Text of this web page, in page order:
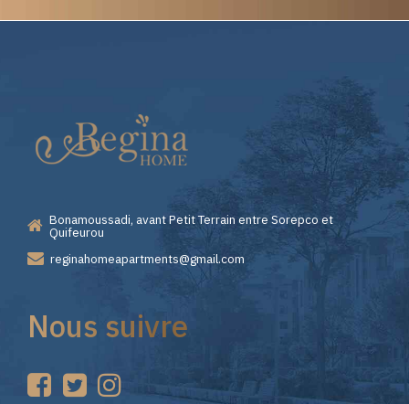
Casino
—
Premiers
Pas
sur
Bonamoussadi, avant Petit Terrain entre Sorepco et
Quifeurou
reginahomeapartments@gmail.com
Nous suivre